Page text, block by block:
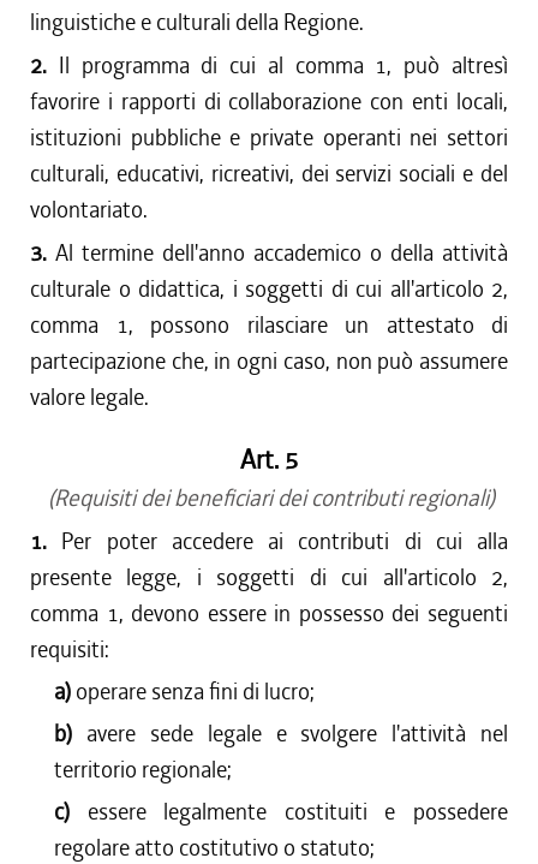
linguistiche e culturali della Regione.
2. Il programma di cui al comma 1, può altresì
favorire i rapporti di collaborazione con enti locali,
istituzioni pubbliche e private operanti nei settori
culturali, educativi, ricreativi, dei servizi sociali e del
volontariato.
3. Al termine dell'anno accademico o della attività
culturale o didattica, i soggetti di cui all'articolo 2,
comma 1, possono rilasciare un attestato di
partecipazione che, in ogni caso, non può assumere
valore legale.
Art. 5
(Requisiti dei beneficiari dei contributi regionali)
1. Per poter accedere ai contributi di cui alla
presente legge, i soggetti di cui all'articolo 2,
comma 1, devono essere in possesso dei seguenti
requisiti:
a) operare senza fini di lucro;
b) avere sede legale e svolgere l'attività nel
territorio regionale;
c) essere legalmente costituiti e possedere
regolare atto costitutivo o statuto;